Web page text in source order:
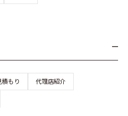
積もり
代理店紹介